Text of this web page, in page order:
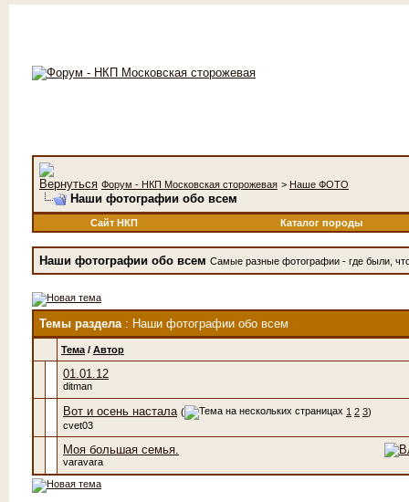
Форум - НКП Московская сторожевая > Наше ФОТО
Наши фотографии обо всем
Сайт НКП Каталог породы
Наши фотографии обо всем Самые разные фотографии - где были,
Темы раздела: Наши фотографии обо всем
Тема / Автор
01.01.12
ditman
Вот и осень настала ( 1 2 3)
cvet03
Моя большая семья.
varavara